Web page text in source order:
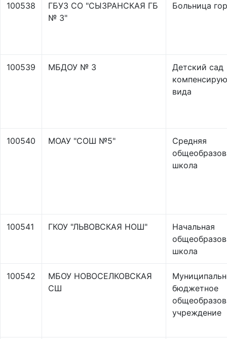
100538
ГБУЗ СО "СЫЗРАНСКАЯ ГБ
№ 3"
Больница
100539 МБДОУ № 3
Детский сад
вида
100540 МОАУ "СОШ №5"
Средняя
школа
100541 ГКОУ "ЛЬВОВСКАЯ НОШ"
Начальная
школа
100542
МБОУ НОВОСЕЛКОВСКАЯ
СШ
бюджетное
учреждение